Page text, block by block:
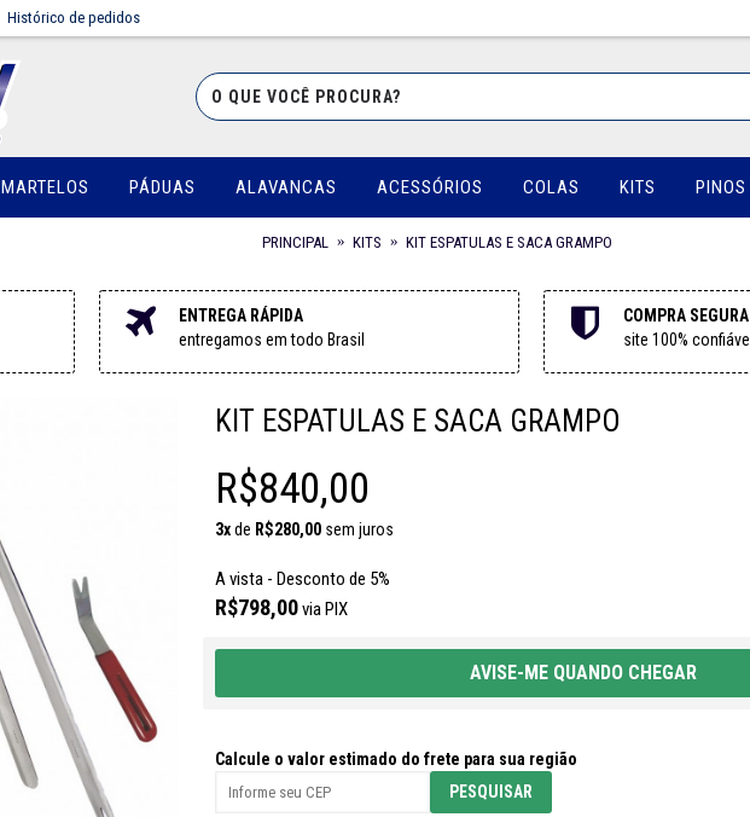
Histórico de pedidos
MARTELOS PÁDUAS ALAVANCAS ACESSÓRIOS COLAS KITS PINOS
PRINCIPAL KITS KIT ESPATULAS E SACA GRAMPO
ENTREGA RÁPIDA
entregamos em todo Brasil
COMPRA SEGURA
site 100% confiável
KIT ESPATULAS E SACA GRAMPO
R$840,00
3xde R$280,00sem juros
A vista - Desconto de 5%
R$798,00via PIX
AVISE-ME QUANDO CHEGAR
Calcule o valor estimado do frete para sua região